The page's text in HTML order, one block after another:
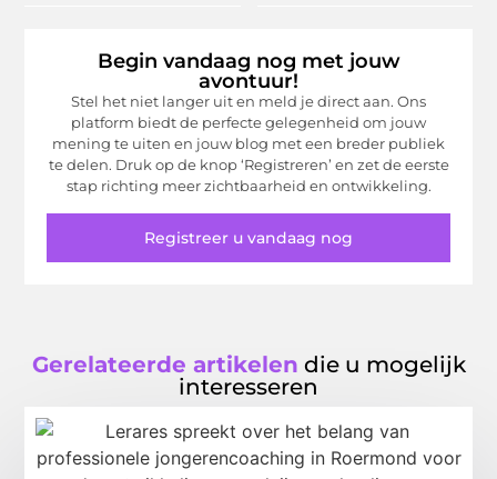
Begin vandaag nog met jouw
avontuur!
Stel het niet langer uit en meld je direct aan. Ons
platform biedt de perfecte gelegenheid om jouw
mening te uiten en jouw blog met een breder publiek
te delen. Druk op de knop ‘Registreren’ en zet de eerste
stap richting meer zichtbaarheid en ontwikkeling.
Registreer u vandaag nog
Gerelateerde artikelen die u mogelijk
interesseren